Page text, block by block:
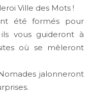
Ville des Mots !
été formés pour
ils vous guideront à
où se mêleront
jalonneront